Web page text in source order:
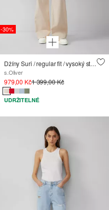
-30%
Džíny Suri / regular fit / vysoký střih / široké nohavice
s.Oliver
979,00 Kč1 399,00 Kč
UDRŽITELNÉ